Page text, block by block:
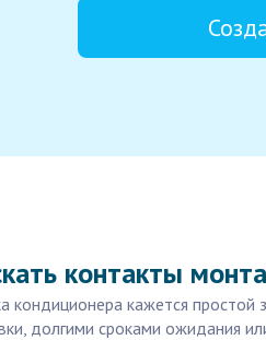
контакты
кажется
долгими сроками ожидания